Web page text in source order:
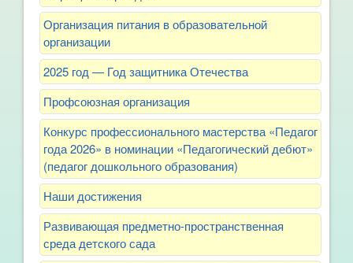
Организация питания в образовательной
организации
2025 год — Год защитника Отечества
Профсоюзная организация
Конкурс профессионального мастерства «Педагог
года 2026» в номинации «Педагогический дебют»
(педагог дошкольного образования)
Наши достижения
Развивающая предметно-пространственная
среда детского сада